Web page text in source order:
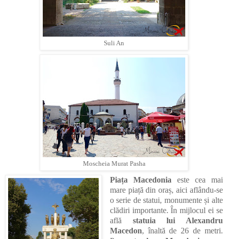
Suli An
Moscheia Murat Pasha
Piața Macedonia este cea mai
mare piață din oraș, aici aflându-se
o serie de statui, monumente și alte
clădiri importante. În mijlocul ei se
află statuia lui Alexandru
Macedon, înaltă de 26 de metri.